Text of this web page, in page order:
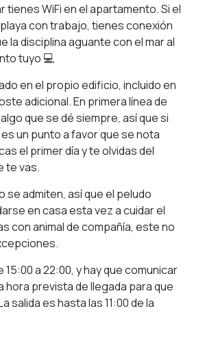
tienes WiFi en el apartamento. Si el
con trabajo, tienes conexión
la disciplina aguante con el mar al
tuyo 💻
en el propio edificio, incluido en
adicional. En primera línea de
que se dé siempre, así que si
un punto a favor que se nota
el primer día y te olvidas del
te vas.
se admiten, así que el peludo
en casa esta vez a cuidar el
con animal de compañía, este no
15:00 a 22:00, y hay que comunicar
hora prevista de llegada para que
salida es hasta las 11:00 de la